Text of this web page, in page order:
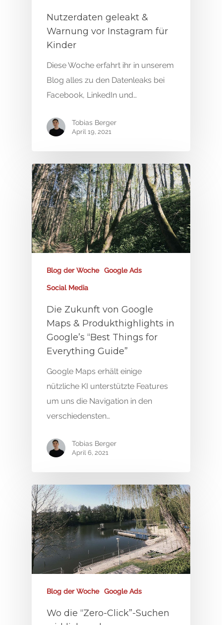
Nutzerdaten geleakt &
Warnung vor Instagram für
Kinder
Diese Woche erfahrt ihr in unserem
Blog alles zu den Datenleaks bei
Facebook, LinkedIn und…
Tobias Berger
April 19, 2021
Blog der Woche Google Ads
Social Media
Die Zukunft von Google
Maps & Produkthighlights in
Google’s “Best Things for
Everything Guide”
Google Maps erhält einige
nützliche KI unterstützte Features
um uns die Navigation in den
verschiedensten…
Tobias Berger
April 6, 2021
Blog der Woche Google Ads
Wo die “Zero-Click”-Suchen
Start